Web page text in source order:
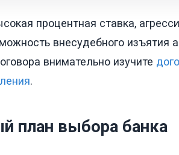
процентная ставка,
внесудебного изъятия
внимательно изучите
.
план выбора банка